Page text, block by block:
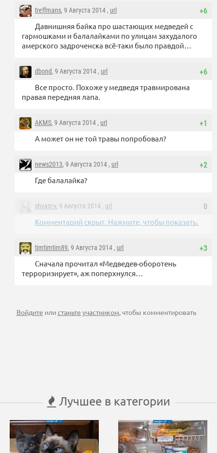
+6
treffmans, 9 Августа 2014 , url
Давнишняя байка про шастающих медведей с
гармошками и балалайками по улицам захудалого
амерского задроченска всё-таки было правдой…
+6
dbond, 9 Августа 2014 , url
Все просто. Похоже у медведя травмирована
правая передняя лапа.
+1
AKMS, 9 Августа 2014 , url
А может он не той травы попробовал?
+2
news2013, 9 Августа 2014 , url
Где балалайка?
0
shvarc-v, 9 Августа 2014 , url
Комментарий скрыт. Нажмите, чтобы показать.
+3
timtimtim89, 9 Августа 2014 , url
Сначала прочитал «Медведев-оборотень
терроризирует», аж поперхнулся…
Войдите илистаньте участником, чтобы комментировать
Лучшее в категории